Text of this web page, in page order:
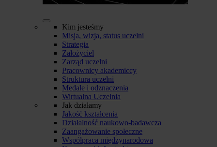
Kim jesteśmy
Misja, wizja, status uczelni
Strategia
Założyciel
Zarząd uczelni
Pracownicy akademiccy
Struktura uczelni
Medale i odznaczenia
Wirtualna Uczelnia
Jak działamy
Jakość kształcenia
Działalność naukowo-badawcza
Zaangażowanie społeczne
Współpraca międzynarodowa